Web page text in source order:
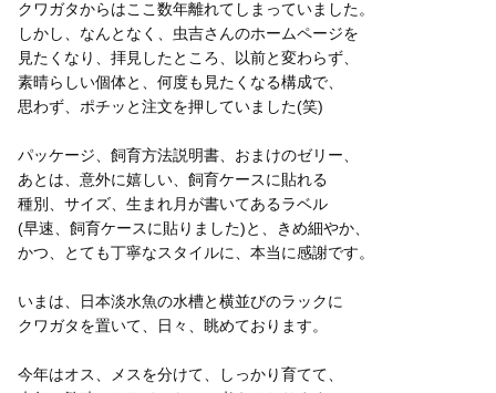
クワガタからはここ数年離れてしまっていました。
しかし、なんとなく、虫吉さんのホームページを
見たくなり、拝見したところ、以前と変わらず、
素晴らしい個体と、何度も見たくなる構成で、
思わず、ポチッと注文を押していました(笑)
パッケージ、飼育方法説明書、おまけのゼリー、
あとは、意外に嬉しい、飼育ケースに貼れる
種別、サイズ、生まれ月が書いてあるラベル
(早速、飼育ケースに貼りました)と、きめ細やか、
かつ、とても丁寧なスタイルに、本当に感謝です。
いまは、日本淡水魚の水槽と横並びのラックに
クワガタを置いて、日々、眺めております。
今年はオス、メスを分けて、しっかり育てて、